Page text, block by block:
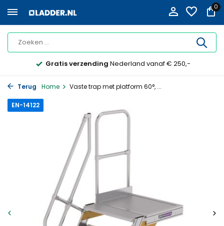
0
Gratis verzending Nederland vanaf € 250,-
Terug Home Vaste trap met platform 60°, ...
EN-14122